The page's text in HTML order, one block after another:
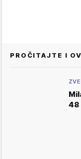
PROČITAJTE I
48